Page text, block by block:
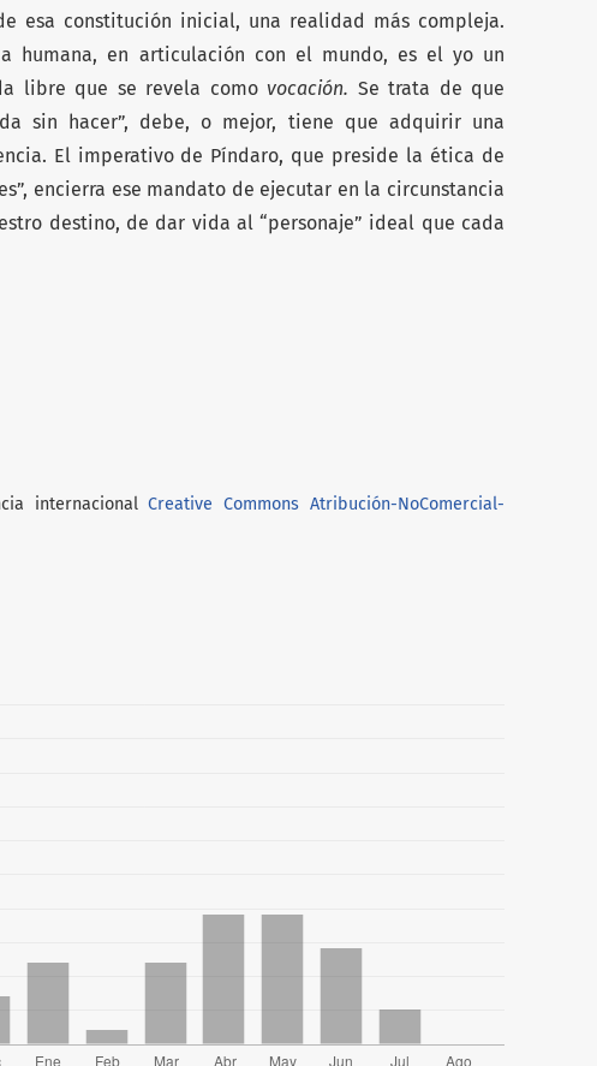
esa constitución inicial, una realidad más compleja.
humana, en articulación con el mundo, es el yo un
libre que se revela como vocación. Se trata de que
sin hacer”, debe, o mejor, tiene que adquirir una
El imperativo de Píndaro, que preside la ética de
encierra ese mandato de ejecutar en la circunstancia
destino, de dar vida al “personaje” ideal que cada
internacionalCreative Commons Atribución-NoComercial-